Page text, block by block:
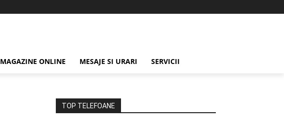
MAGAZINE ONLINE MESAJE SI URARI SERVICII
TOP TELEFOANE